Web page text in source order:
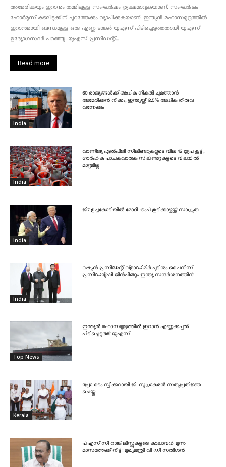
അമേരിക്കയും ഇറാനും തമ്മിലുള്ള സംഘർഷം രൂക്ഷമാവുകയാണ്. സംഘർഷം
ഹോർമുസ് കടലിടുക്കിന് പുറത്തേക്കും വ്യാപിക്കുകയാണ്. ഇന്ത്യൻ മഹാസമുദ്രത്തിൽ
ഇറാനുമായി ബന്ധമുള്ള ഒരു എണ്ണ ടാങ്കർ യുഎസ് പിടിച്ചെടുത്തതായി യുഎസ്
ഉദ്യോഗസ്ഥർ പറഞ്ഞു. യുഎസ് പ്രസിഡന്റ്...
Read more
India
60 രാജ്യങ്ങൾക്ക് അധിക നികുതി ചുമത്താൻ
അമേരിക്കൻ നീക്കം, ഇന്ത്യയ്ക്ക് 12.5% അധിക തീരുവ
വന്നേക്കും
India
വാണിജ്യ എൽപിജി സിലിണ്ടറുകളുടെ വില 42 രൂപ കൂട്ടി,
ഗാർഹിക പാചകവാതക സിലിണ്ടറുകളുടെ വിലയിൽ
മാറ്റമില്ല
India
ജി7 ഉച്ചകോടിയിൽ മോദി-ട്രംപ് കൂടിക്കാഴ്ചയ്ക്ക് സാധ്യത
India
റഷ്യൻ പ്രസിഡന്റ് വ്‌ളാഡിമിർ പുടിനും ചൈനീസ്
പ്രസിഡന്റ്ഷി ജിൻപിങ്ങും ഇന്ത്യ സന്ദർശനത്തിന്
Top News
ഇന്ത്യൻ മഹാസമുദ്രത്തിൽ ഇറാൻ എണ്ണക്കപ്പൽ
പിടിച്ചെടുത്ത് യുഎസ്
Kerala
പ്രോ ടെം സ്പീക്കറായി ജി. സുധാകരൻ സത്യപ്രതിജ്ഞ
ചെയ്തു
പിഎസ് സി റാങ്ക് ലിസ്റ്റുകളുടെ കാലാവധി മൂന്നു
മാസത്തേക്ക് നീട്ടി: മുഖ്യമന്ത്രി വി ഡി സതീശൻ